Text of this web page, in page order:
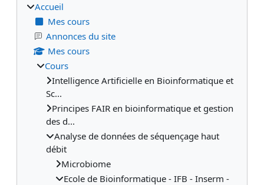
Accueil
Mes cours
Annonces du site
Mes cours
Cours
Intelligence Artificielle en Bioinformatique et
Sc...
Principes FAIR en bioinformatique et gestion
des d...
Analyse de données de séquençage haut
débit
Microbiome
Ecole de Bioinformatique - IFB - Inserm -